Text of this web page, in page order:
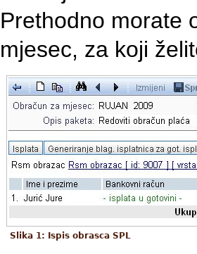
Prethodno morate
mjesec, za koji
Slika 1: Ispis obrasca SPL